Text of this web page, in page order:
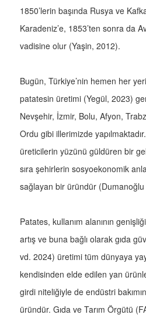
1850’lerin başında Rusya ve
Karadeniz’e, 1853’ten sonra da
vadisine olur (Yaşin, 2012).
Bugün, Türkiye’nin hemen her
patatesin üretimi (Yegül, 2023)
Nevşehir, İzmir, Bolu, Afyon,
Ordu gibi illerimizde
üreticilerin yüzünü güldüren bir
sıra şehirlerin sosyoekonomik
sağlayan bir üründür
Patates, kullanım alanının
artış ve buna bağlı olarak gıda
vd. 2024) üretimi tüm dünyaya
kendisinden elde edilen yan
girdi niteliğiyle de endüstri
üründür. Gıda ve Tarım Örgütü